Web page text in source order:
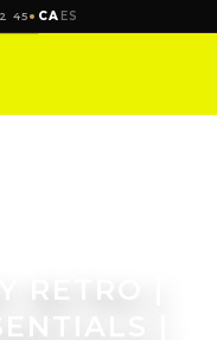
45 CA ES
RETRO |